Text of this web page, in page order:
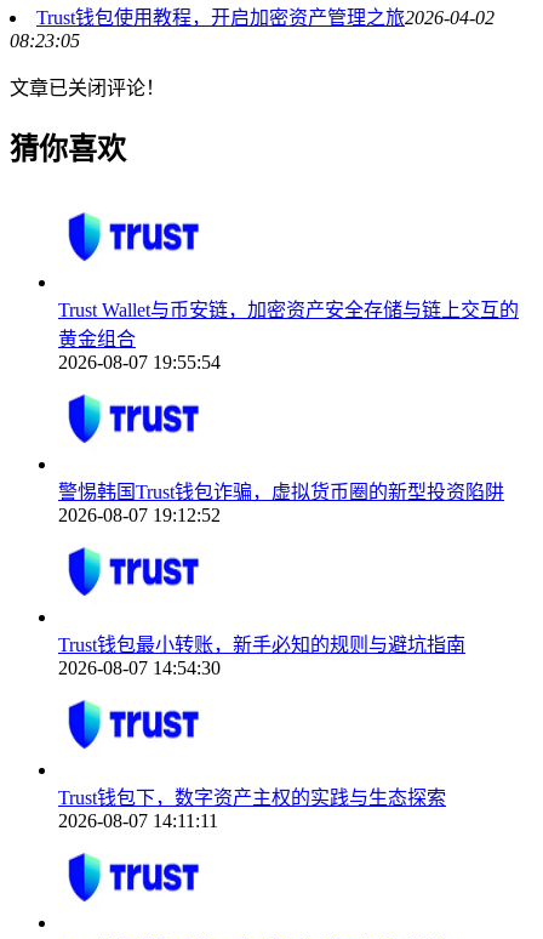
Trust钱包使用教程，开启加密资产管理之旅2026-04-02
08:23:05
文章已关闭评论！
猜你喜欢
Trust Wallet与币安链，加密资产安全存储与链上交互的
黄金组合
2026-08-07 19:55:54
警惕韩国Trust钱包诈骗，虚拟货币圈的新型投资陷阱
2026-08-07 19:12:52
Trust钱包最小转账，新手必知的规则与避坑指南
2026-08-07 14:54:30
Trust钱包下，数字资产主权的实践与生态探索
2026-08-07 14:11:11